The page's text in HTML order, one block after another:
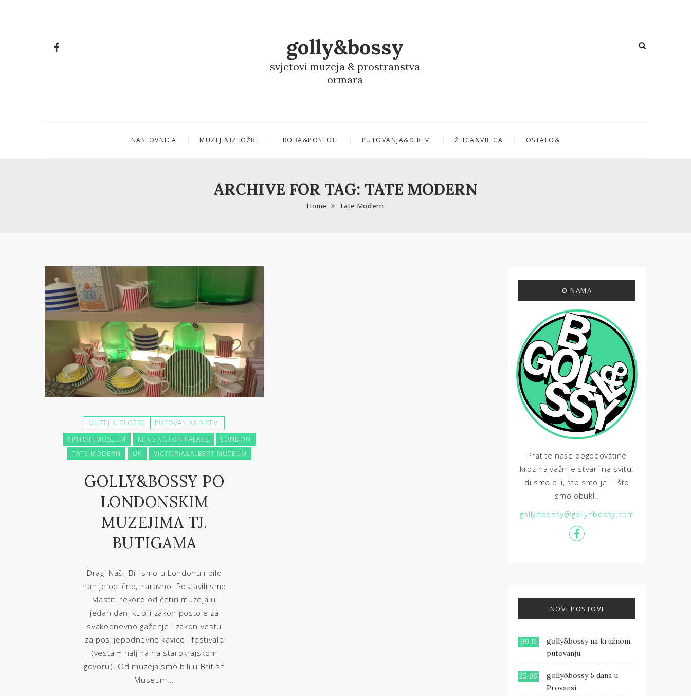
golly&bossy
svjetovi muzeja & prostranstva
ormara
NASLOVNICA MUZEJI&IZLOŽBE ROBA&POSTOLI PUTOVANJA&ĐIREVI ŽLICA&VILICA OSTALO&
ARCHIVE FOR TAG: TATE MODERN
Home Tate Modern
MUZEJI&IZLOŽBE
PUTOVANJA&ĐIREVI
BRITISH MUSEUM
KENSINGTON PALACE
LONDON
TATE MODERN
UK VICTORIA&ALBERT MUSEUM
GOLLY&BOSSY PO
LONDONSKIM
MUZEJIMA TJ.
BUTIGAMA
Dragi Naši, Bili smo u Londonu i bilo
nan je odlično, naravno. Postavili smo
vlastiti rekord od četiri muzeja u
jedan dan, kupili zakon postole za
svakodnevno gaženje i zakon vestu
za poslijepodnevne kavice i festivale
(vesta = haljina na starokrajskom
govoru). Od muzeja smo bili u British
Museum...
O NAMA
Pratite naše dogodovštine
kroz najvažnije stvari na svitu:
di smo bili, što smo jeli i što
smo obukli.
gollynbossy@gollynbossy.com
NOVI POSTOVI
09.11
golly&bossy na kružnom
putovanju
25.06
golly&bossy 5 dana u
Provansi